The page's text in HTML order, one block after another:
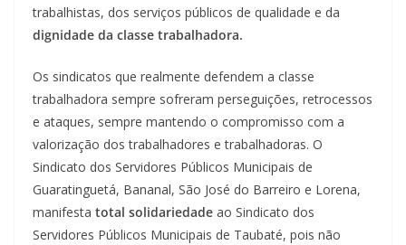
trabalhistas, dos serviços públicos de qualidade e da
dignidade da classe trabalhadora.
Os sindicatos que realmente defendem a classe
trabalhadora sempre sofreram perseguições, retrocessos
e ataques, sempre mantendo o compromisso com a
valorização dos trabalhadores e trabalhadoras. O
Sindicato dos Servidores Públicos Municipais de
Guaratinguetá, Bananal, São José do Barreiro e Lorena,
manifesta total solidariedade ao Sindicato dos
Servidores Públicos Municipais de Taubaté, pois não